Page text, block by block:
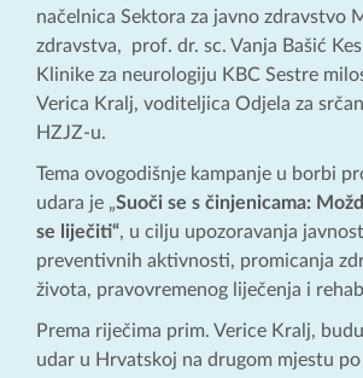
načelnica Sektora za javno zdravstvo
zdravstva, prof. dr. sc. Vanja Bašić
Klinike za neurologiju KBC Sestre
Verica Kralj, voditeljica Odjela za
HZJZ-u.
Tema ovogodišnje kampanje u borbi
udara je „Suoči se s činjenicama:
se liječiti“, u cilju upozoravanja
preventivnih aktivnosti, promicanja
života, pravovremenog liječenja i
Prema riječima prim. Verice Kralj,
udar u Hrvatskoj na drugom mjestu